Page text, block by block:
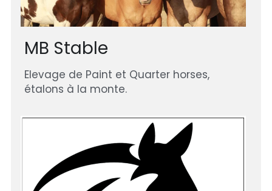
MB Stable
Elevage de Paint et Quarter horses,
étalons à la monte.